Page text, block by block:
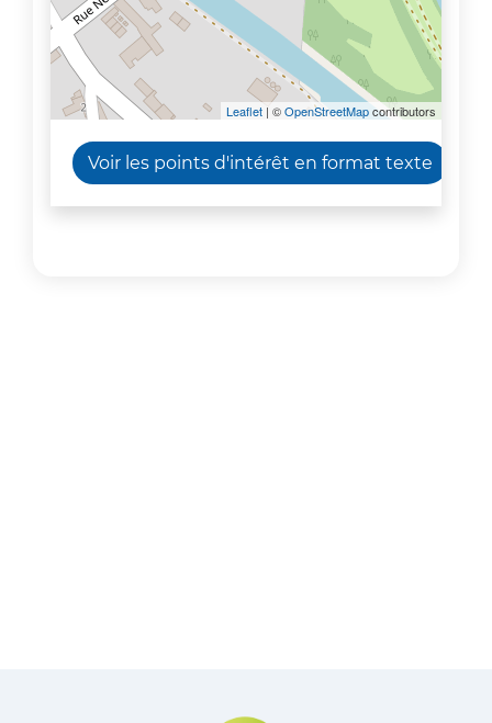
Leaflet | ©OpenStreetMapcontributors
Voir les points d'intérêt en format texte